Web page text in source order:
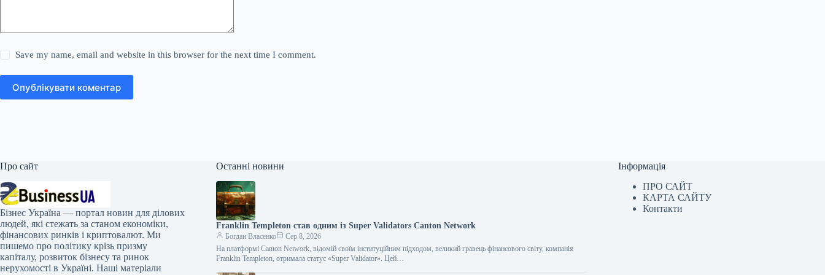
Save my name, email and website in this browser for the next time I comment.
Опублікувати коментар
Про сайт
Бізнес Україна — портал новин для ділових
людей, які стежать за станом економіки,
фінансових ринків і криптовалют. Ми
пишемо про політику крізь призму
капіталу, розвиток бізнесу та ринок
нерухомості в Україні. Наші матеріали
Останні новини
Franklin Templeton став одним із Super Validators Canton Network
Богдан Власенко
Сер 8, 2026
На платформі Canton Network, відомій своїм інституційним підходом, великий гравець фінансового світу, компанія
Franklin Templeton, отримала статус «Super Validator». Цей…
Інформація
ПРО САЙТ
КАРТА САЙТУ
Контакти